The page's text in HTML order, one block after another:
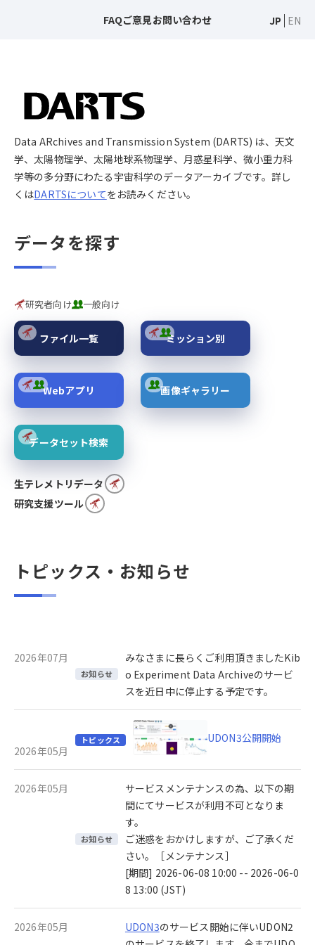
FAQご意見お問い合わせ JP EN
Data ARchives and Transmission System (DARTS) は、天文
学、太陽物理学、太陽地球系物理学、月惑星科学、微小重力科
学等の多分野にわたる宇宙科学のデータアーカイブです。詳し
くはDARTSについてをお読みください。
データを探す
研究者向け 一般向け
ファイル一覧 ミッション別
Webアプリ 画像ギャラリー
データセット検索
生テレメトリデータ
研究支援ツール
トピックス・お知らせ
2026年07月
お知らせ
みなさまに長らくご利用頂きましたKib
o Experiment Data Archiveのサービ
スを近日中に停止する予定です。
2026年05月
トピックス UDON3公開開始
2026年05月
お知らせ
サービスメンテナンスの為、以下の期
間にてサービスが利用不可となりま
す。
ご迷惑をおかけしますが、ご了承くだ
さい。［メンテナンス］
[期間] 2026-06-08 10:00 -- 2026-06-0
8 13:00 (JST)
2026年05月 UDON3のサービス開始に伴いUDON2